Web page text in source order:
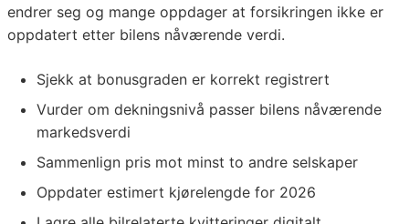
endrer seg og mange oppdager at forsikringen ikke er
oppdatert etter bilens nåværende verdi.
Sjekk at bonusgraden er korrekt registrert
Vurder om dekningsnivå passer bilens nåværende
markedsverdi
Sammenlign pris mot minst to andre selskaper
Oppdater estimert kjørelengde for 2026